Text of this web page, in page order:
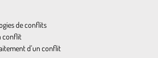
de conflits
conflit
d’un conflit